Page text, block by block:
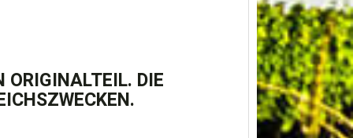
ORIGINALTEIL. DIE